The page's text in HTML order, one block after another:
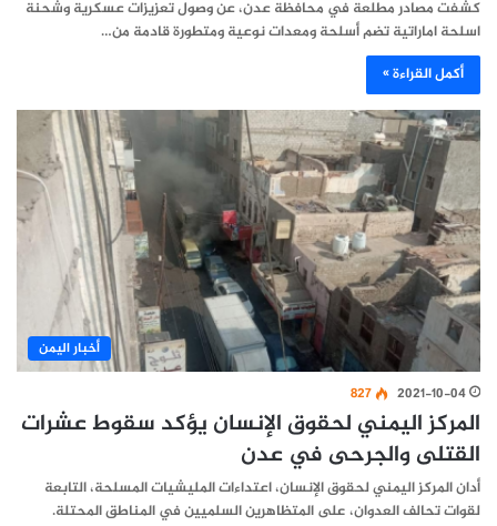
كشفت مصادر مطلعة في محافظة عدن، عن وصول تعزيزات عسكرية وشحنة
اسلحة اماراتية تضم أسلحة ومعدات نوعية ومتطورة قادمة من…
أكمل القراءة »
أخبار اليمن
2021-10-04
827
المركز اليمني لحقوق الإنسان يؤكد سقوط عشرات
القتلى والجرحى في عدن
أدان المركز اليمني لحقوق الإنسان، اعتداءات المليشيات المسلحة، التابعة
لقوات تحالف العدوان، على المتظاهرين السلميين في المناطق المحتلة.